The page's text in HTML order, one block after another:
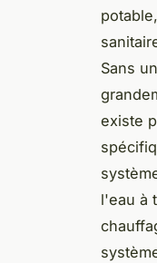
Sans
existe
l'eau à